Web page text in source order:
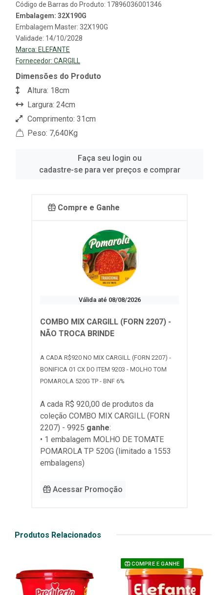
Código de Barras do Produto: 17896036001346
Embalagem: 32X190G
Embalagem Master: 32X190G
Validade: 14/10/2028
Marca: ELEFANTE
Fornecedor: CARGILL
Dimensões do Produto
Altura: 18cm
Largura: 24cm
Comprimento: 31cm
Peso: 7,640Kg
Faça seu login ou
cadastre-se para ver preços e comprar
Compre e Ganhe
Válida até 08/08/2026
COMBO MIX CARGILL (FORN 2207) -
NÃO TROCA BRINDE
A CADA R$920 NO MIX CARGILL (FORN 2207) -
BONIFICA 01 CX DO ITEM 9203 - MOLHO TOM
POMAROLA 520G TP - BNF 6%
A cada R$ 920,00 de produtos da
coleção COMBO MIX CARGILL (FORN
2207) - 9925 ganhe:
• 1 embalagem MOLHO DE TOMATE
POMAROLA TP 520G (limitado a 1553
embalagens)
Acessar Promoção
Produtos Relacionados
COMPRE E GANHE